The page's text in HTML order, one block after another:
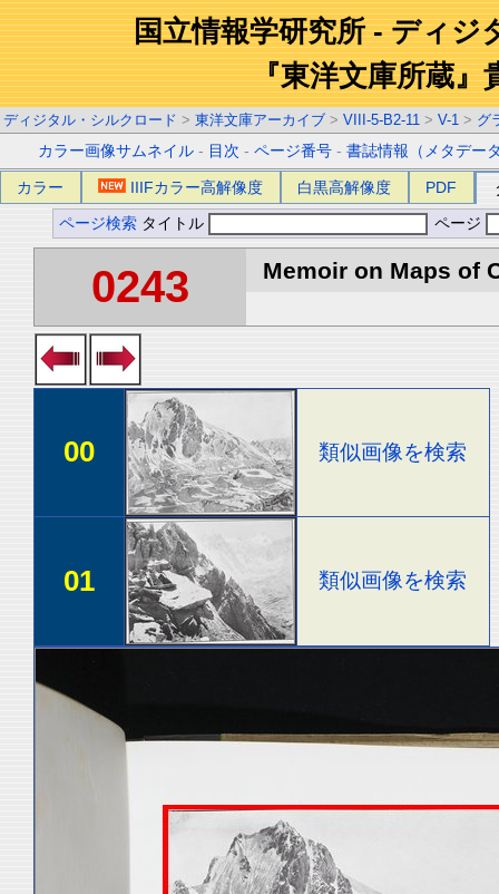
国立情報学研究所 - ディジ
『東洋文庫所蔵』
ディジタル・シルクロード > 東洋文庫アーカイブ > VIII-5-B2-11 > V-1 > グ
カラー画像サムネイル - 目次 -ページ番号 -書誌情報（メタデー
カラー IIIFカラー高解像度 白黒高解像度 PDF
ページ検索 タイトル ページ
0243 Memoir on Maps of
00 類似画像を検索
01 類似画像を検索